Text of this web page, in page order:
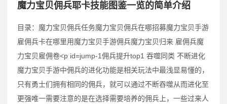
魔力宝贝佣兵耶卡技能图鉴一览的简单介绍
目录：魔力宝贝佣兵任务魔力宝贝佣兵在哪招募魔力宝贝手游
雇佣兵卡在哪里用魔力宝贝手游佣兵魔力宝贝归来 雇佣兵魔
力宝贝雇佣卷˂p id=jump-1佣兵提升top1 吞噬同类 不断进化
魔力宝贝手游中佣兵的进化功能是相关玩法中最浅显易懂的，
只有勇士们拥有相同的佣兵，就可以通过不断吞噬从而进化至
更强唯一需要注意的是在选择需要培养的佣兵上，一些过来人